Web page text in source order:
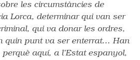
les circumstàncies de
Lorca, determinar qui van ser
qui va donar les ordres,
quin punt va ser enterrat… Han
perquè aquí, a l’Estat espanyol,